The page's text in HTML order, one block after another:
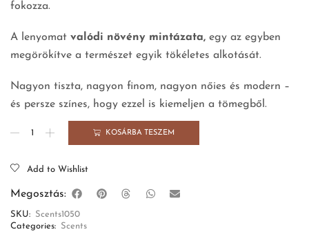
fokozza.
A lenyomat valódi növény mintázata, egy az egyben
megörökítve a természet egyik tökéletes alkotását.
Nagyon tiszta, nagyon finom, nagyon nőies és modern –
és persze színes, hogy ezzel is kiemeljen a tömegből.
KOSÁRBA TESZEM
Add to Wishlist
Megosztás:
SKU:
Scents1050
Categories:
Scents